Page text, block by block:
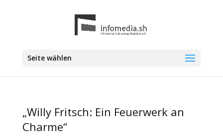
Seite wählen
„Willy Fritsch: Ein Feuerwerk an
Charme“